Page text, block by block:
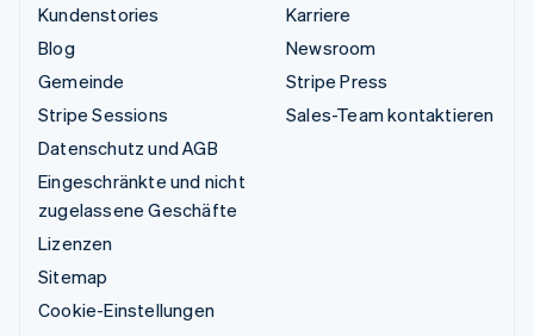
Kundenstories
Blog
Gemeinde
Stripe Sessions
Datenschutz und AGB
Eingeschränkte und nicht
zugelassene Geschäfte
Lizenzen
Sitemap
Cookie-Einstellungen
Karriere
Newsroom
Stripe Press
Sales-Team kontaktieren